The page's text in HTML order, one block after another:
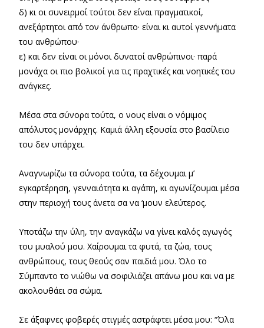
δ) κι οι συνειρμοί τούτοι δεν είναι πραγματικοί,
ανεξάρτητοι από τον άνθρωπο· είναι κι αυτοί γεννήματα
του ανθρώπου·
ε) και δεν είναι οι μόνοι δυνατοί ανθρώπινοι· παρά
μονάχα οι πιο βολικοί για τις πραχτικές και νοητικές του
ανάγκες.
Μέσα στα σύνορα τούτα, ο νους είναι ο νόμιμος
απόλυτος μονάρχης. Καμιά άλλη εξουσία στο βασίλειο
του δεν υπάρχει.
Αναγνωρίζω τα σύνορα τούτα, τα δέχουμαι μ’
εγκαρτέρηση, γενναιότητα κι αγάπη, κι αγωνίζουμαι μέσα
στην περιοχή τους άνετα σα να ‘μουν ελεύτερος.
Υποτάζω την ύλη, την αναγκάζω να γίνει καλός αγωγός
του μυαλού μου. Χαίρουμαι τα φυτά, τα ζώα, τους
ανθρώπους, τους θεούς σαν παιδιά μου. Όλο το
Σύμπαντο το νιώθω να σοφιλιάζει απάνω μου και να με
ακολουθάει σα σώμα.
Σε άξαφνες φοβερές στιγμές αστράφτει μέσα μου: “Όλα